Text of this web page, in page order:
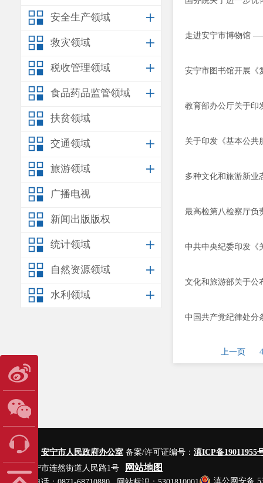
安全生产领域
救灾领域
税收管理领域
食品药品监管领域
扶贫领域
交通领域
旅游领域
广播电视
新闻出版版权
统计领域
自然资源领域
水利领域
走进安宁市博物馆
安宁市图书馆开展《
教育部办公厅关于印
关于印发《基本公共
多种文化和旅游新业
最高检第八检察厅负
中共中央纪委印发《
文化和旅游部关于公
中国共产党纪律处分
上一页 4
主办单位： 安宁市人民政府办公室 备案/许可证编号： 滇ICP备19011955
地址：安宁市连然街道人民路1号
网站地图
滇公网安备